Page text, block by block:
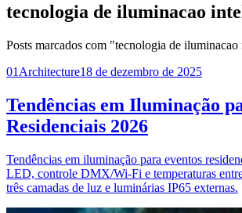
tecnologia de iluminacao
Posts marcados com "tecnologia de
01 Architecture18 de dezembro de 2025
Tendências em Iluminação
Residenciais 2026
Tendências em iluminação para eventos
LED, controle DMX/Wi‑Fi e temperaturas
três camadas de luz e luminárias IP65 externas.